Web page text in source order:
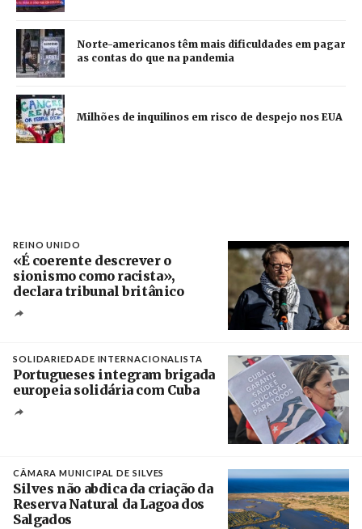
Norte-americanos têm mais dificuldades em pagar
as contas do que na pandemia
Milhões de inquilinos em risco de despejo nos EUA
REINO UNIDO
«É coerente descrever o
sionismo como racista»,
declara tribunal britânico
SOLIDARIEDADE INTERNACIONALISTA
Portugueses integram brigada
europeia solidária com Cuba
CÂMARA MUNICIPAL DE SILVES
Silves não abdica da criação da
Reserva Natural da Lagoa dos
Salgados